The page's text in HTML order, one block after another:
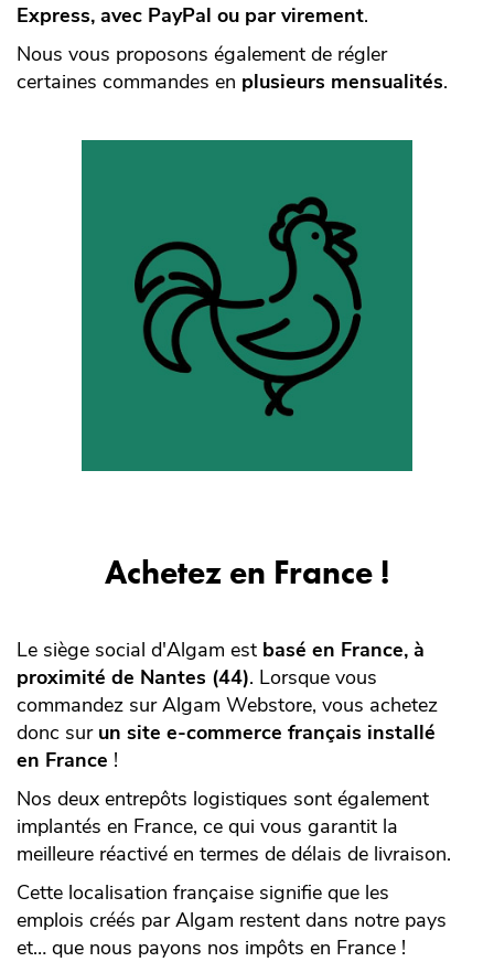
Express, avec PayPal ou par virement.
Nous vous proposons également de régler
certaines commandes en plusieurs mensualités.
Achetez en France !
Le siège social d'Algam est basé en France, à
proximité de Nantes (44). Lorsque vous
commandez sur Algam Webstore, vous achetez
donc sur un site e-commerce français installé
en France !
Nos deux entrepôts logistiques sont également
implantés en France, ce qui vous garantit la
meilleure réactivé en termes de délais de livraison.
Cette localisation française signifie que les
emplois créés par Algam restent dans notre pays
et… que nous payons nos impôts en France !